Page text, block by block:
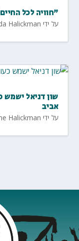
"חוויה לכל
על ידי Halickman
שון דניאל ישמש
אביב
על ידי Halickman